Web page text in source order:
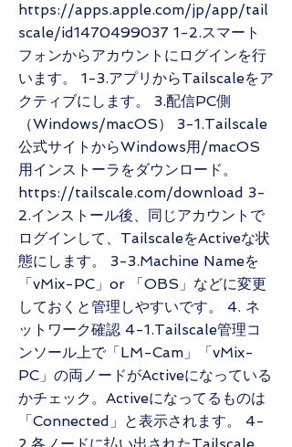
https://apps.apple.com/jp/app/tail
scale/id1470499037 1-2.スマート
フォンからアカウントにログインを行
います。 1-3.アプリからTailscaleをア
クティブにします。 3.配信PC側
（Windows/macOS） 3-1.Tailscale
公式サイトからWindows用/macOS
用インストーラをダウンロード。
https://tailscale.com/download 3-
2.インストール後、同じアカウントで
ログインして、TailscaleをActiveな状
態にします。 3-3.Machine Nameを
「vMix-PC」or 「OBS」などに変更
しておくと管理しやすいです。 4. ネ
ットワーク確認 4-1.Tailscale管理コ
ンソール上で「LM-Cam」「vMix-
PC」の両ノードがActiveになっている
かチェック。Activeになってるものは
「Connected」と表示されます。 4-